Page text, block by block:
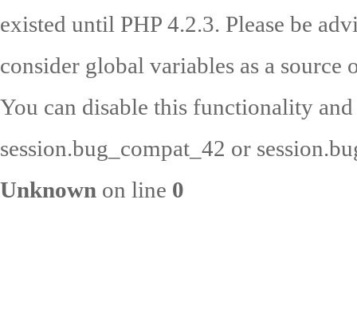
existed until PHP 4.2.3. Please be
consider global variables as a source
You can disable this functionality
session.bug_compat_42 or
Unknown on line 0